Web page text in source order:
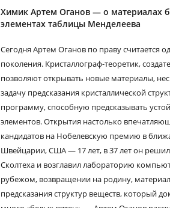
Химик Артем Оганов — о материалах
элементах таблицы Менделеева
Сегодня Артем Оганов по праву считается
поколения. Кристаллограф-теоретик,
позволяют открывать новые материалы,
задачу предсказания кристаллической
программу, способную предсказывать
элементов. Открытия настолько
кандидатов на Нобелевскую премию в
Швейцарии, США — 17 лет, в 37 лет он решил
Сколтеха и возглавил лабораторию
рубежом, возвращении на родину,
предсказания структур веществ, который